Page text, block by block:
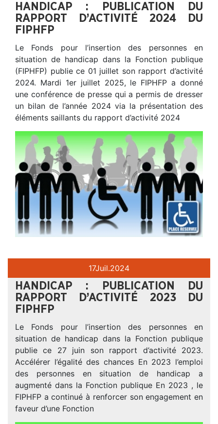
HANDICAP : PUBLICATION DU
RAPPORT D’ACTIVITÉ 2024 DU
FIPHFP
Le Fonds pour l’insertion des personnes en
situation de handicap dans la Fonction publique
(FIPHFP) publie ce 01 juillet son rapport d’activité
2024. Mardi 1er juillet 2025, le FIPHFP a donné
une conférence de presse qui a permis de dresser
un bilan de l’année 2024 via la présentation des
éléments saillants du rapport d’activité 2024
17Juil.2024
HANDICAP : PUBLICATION DU
RAPPORT D’ACTIVITÉ 2023 DU
FIPHFP
Le Fonds pour l’insertion des personnes en
situation de handicap dans la Fonction publique
publie ce 27 juin son rapport d’activité 2023.
Accélérer l’égalité des chances En 2023 l’emploi
des personnes en situation de handicap a
augmenté dans la Fonction publique En 2023 , le
FIPHFP a continué à renforcer son engagement en
faveur d’une Fonction